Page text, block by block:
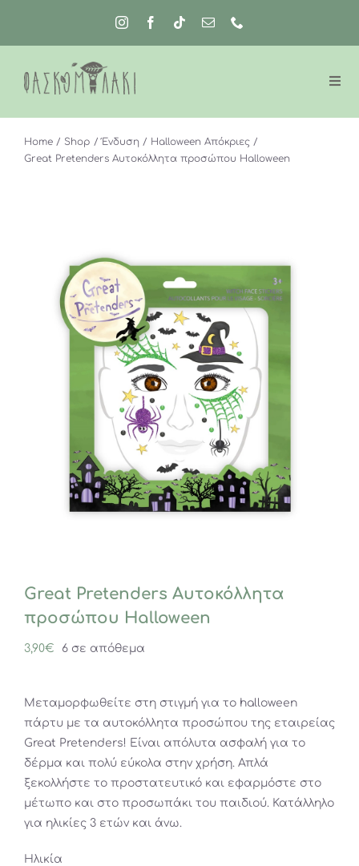
περιεχόμενο
Home Shop Ένδυση
Halloween Απόκριες
Great Pretenders Αυτοκόλλητα προσώπου Halloween
Great Pretenders Αυτοκόλλητα
προσώπου Halloween
3,90€ 6 σε απόθεμα
Μεταμορφωθείτε στη στιγμή για το halloween
πάρτυ με τα αυτοκόλλητα προσώπου της εταιρείας
Great Pretenders! Είναι απόλυτα ασφαλή για το
δέρμα και πολύ εύκολα στην χρήση. Απλά
ξεκολλήστε το προστατευτικό και εφαρμόστε στο
μέτωπο και στο προσωπάκι του παιδιού. Κατάλληλο
για ηλικίες 3 ετών και άνω.
Ηλικία